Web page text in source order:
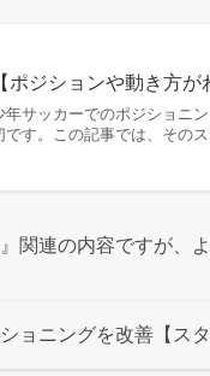
【ポジションや動き方
年サッカーでのポジショニ
です。この記事では、その
関連の内容ですが、
ョニングを改善【ス